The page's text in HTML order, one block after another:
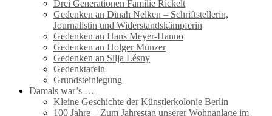
Drei Generationen Familie Rickelt
Gedenken an Dinah Nelken – Schriftstellerin,
Journalistin und Widerstandskämpferin
Gedenken an Hans Meyer-Hanno
Gedenken an Holger Münzer
Gedenken an Silja Lésny
Gedenktafeln
Grundsteinlegung
Damals war’s …
Kleine Geschichte der Künstlerkolonie Berlin
100 Jahre – Zum Jahrestag unserer Wohnanlage im